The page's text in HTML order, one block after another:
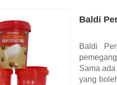
Baldi
Baldi
Sama
yang